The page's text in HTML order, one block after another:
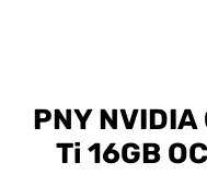
PNY
Ti 16GB